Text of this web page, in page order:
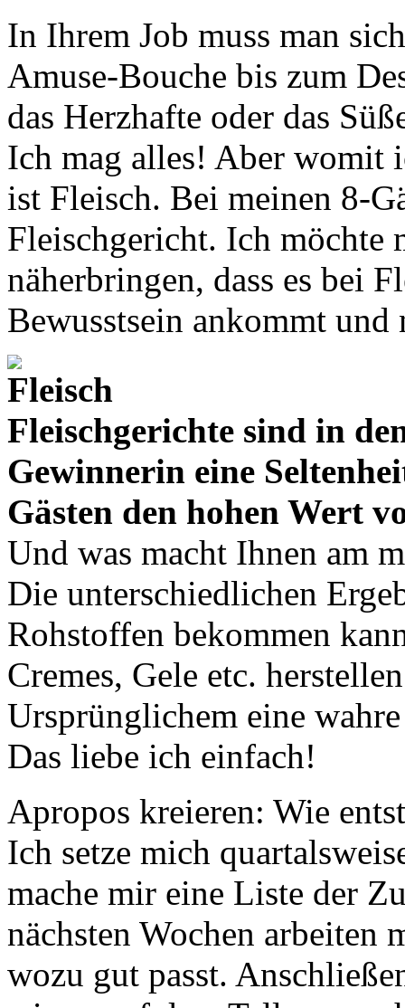
In Ihrem Job muss man
Amuse-Bouche bis zum
das Herzhafte oder das
Ich mag alles! Aber womit
ist Fleisch. Bei meinen 8-
Fleischgericht. Ich möchte
näherbringen, dass es bei
Bewusstsein ankommt und
Fleischgerichte sind in
Gewinnerin eine
Gästen den hohen Wert
Und was macht Ihnen am
Die unterschiedlichen
Rohstoffen bekommen
Cremes, Gele etc.
Ursprünglichem eine
Das liebe ich einfach!
Apropos kreieren: Wie
Ich setze mich
mache mir eine Liste der
nächsten Wochen arbeiten
wozu gut passt.